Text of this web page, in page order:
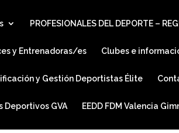
PROFESIONALES DEL DEPORTE –
y Entrenadoras/es Clubes e
y Gestión Deportistas Élite
Deportivos GVA EEDD FDM Valencia